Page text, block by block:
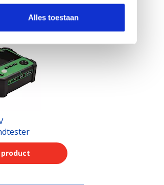
Alles toestaan